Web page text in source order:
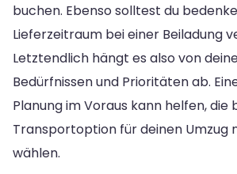
buchen. Ebenso solltest du
Lieferzeitraum bei einer Beiladung
Letztendlich hängt es also von
Bedürfnissen und Prioritäten ab.
Planung im Voraus kann helfen, die
Transportoption für deinen Umzug
wählen.